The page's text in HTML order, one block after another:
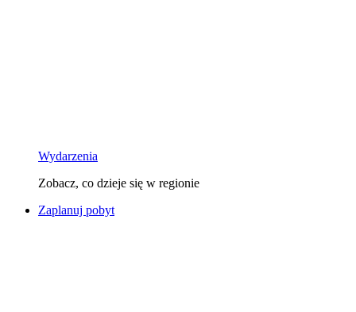
Wydarzenia
Zobacz, co dzieje się w regionie
Zaplanuj pobyt